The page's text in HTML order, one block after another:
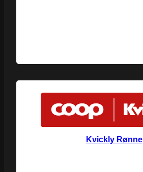
Kvickly Rønne